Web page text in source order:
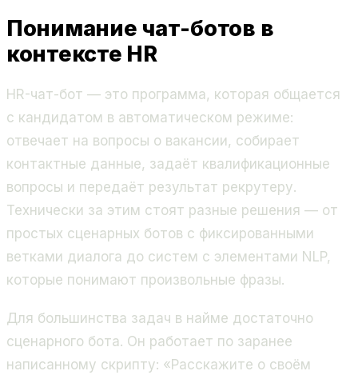
Понимание чат-ботов в
контексте HR
HR-чат-бот — это программа, которая общается
с кандидатом в автоматическом режиме:
отвечает на вопросы о вакансии, собирает
контактные данные, задаёт квалификационные
вопросы и передаёт результат рекрутеру.
Технически за этим стоят разные решения — от
простых сценарных ботов с фиксированными
ветками диалога до систем с элементами NLP,
которые понимают произвольные фразы.
Для большинства задач в найме достаточно
сценарного бота. Он работает по заранее
написанному скрипту: «Расскажите о своём